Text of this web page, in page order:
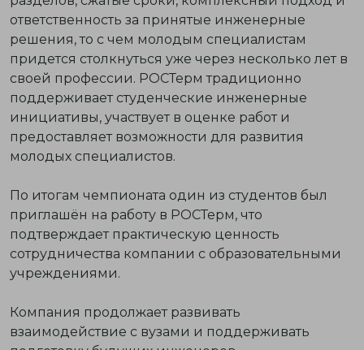
ответственность за принятые инженерные
решения, то с чем молодым специалистам
придется столкнуться уже через несколько лет в
своей профессии. РОСТерм традиционно
поддерживает студенческие инженерные
инициативы, участвует в оценке работ и
предоставляет возможности для развития
молодых специалистов.
По итогам чемпионата один из студентов был
приглашён на работу в РОСТерм, что
подтверждает практическую ценность
сотрудничества компании с образовательными
учреждениями.
Компания продолжает развивать
взаимодействие с вузами и поддерживать